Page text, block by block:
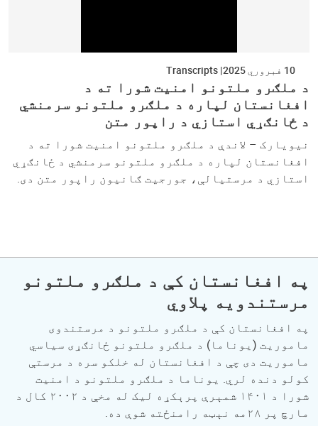
10 فبروري 2025
د ملګرو ملتونو امنیت شورا ته د
افغانستان لپاره د ملګرو ملتونو سرمنشي
د ځانګړي استازي د راپور متن
نیویارک – لاندې د ملګرو ملتونو امنیت شورا ته د
افغانستان لپاره د ملګرو ملتونو سرمنشي د ځانګړي
استازي د مرستیالې، جورجیت ګانیون راپور متن دی.
په افغانستان کې د ملګرو ملتونو
مرستندویه پلاوي
په افغانستان کې د ملګرو ملتونو د مرستندوی
ماموریت (یوناما) د ملګرو ملتونو ځانګړی سیاسي
ماموریت دی چې د افغانستان له خلکو سره د مرستې
کولو دنده لري. یوناما د ملګرو ملتونو د امنیت
شورا د ۱۴۰۱ شمېرې پرېکړه لیک له مخې د ۲۰۰۲ کال د
مارچ پر ۲۸مه نېټه رامنځته شوې ده.